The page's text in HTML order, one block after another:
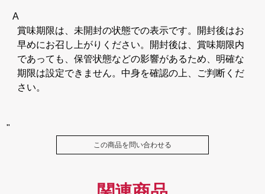
A
賞味期限は、未開封の状態での表示です。開封後はお
早めにお召し上がりください。開封後は、賞味期限内
であっても、保管状態などの影響があるため、明確な
期限は設定できません。中身を確認の上、ご判断くだ
さい。
"
この商品を問い合わせる